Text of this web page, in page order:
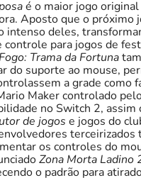
é o maior jogo
Aposto que o próximo
intenso deles,
controle para jogos de
Trama da Fortuna
do suporte ao mouse,
a grade como
Maker controlado
no Switch 2, assim
de jogos e jogos do
terceirizados
os controles do
Zona Morta Ladino
o padrão para